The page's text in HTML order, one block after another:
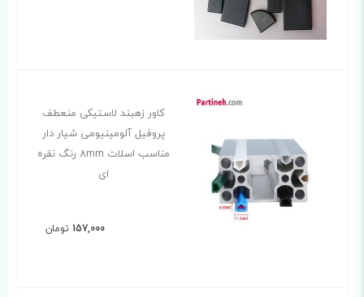
کاور زهبند لاستیکی منعطف
پروفیل آلومینیومی شیار دار
مناسب اسلات 8mm رنگ نقره
ای
157,000 تومان